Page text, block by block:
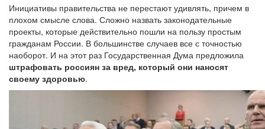
Инициативы правительства не перестают удивлять, причем в
плохом смысле слова. Сложно назвать законодательные
проекты, которые действительно пошли на пользу простым
гражданам России. В большинстве случаев все с точностью
наоборот. И на этот раз Государственная Дума предложила
штрафовать россиян за вред, который они наносят
своему здоровью.